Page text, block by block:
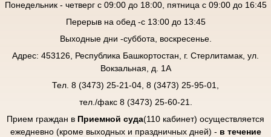
Понедельник - четверг с 09:00 до 18:00, пятница с 09:00 до 16:45
Перерыв на обед -с 13:00 до 13:45
Выходные дни -суббота, воскресенье.
Адрес: 453126, Республика Башкортостан, г. Стерлитамак, ул.
Вокзальная, д. 1А
Тел. 8 (3473) 25-21-04, 8 (3473) 25-95-01,
тел./факс 8 (3473) 25-60-21.
Прием граждан в Приемной суда(110 кабинет) осуществляется
ежедневно (кроме выходных и праздничных дней) - в течение